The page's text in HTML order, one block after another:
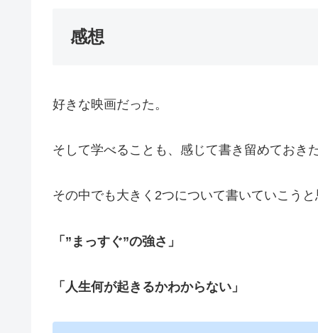
感想
好きな映画だった。
そして学べることも、感じて書き留めておき
その中でも大きく2つについて書いていこうと
「”まっすぐ”の強さ」
「人生何が起きるかわからない」